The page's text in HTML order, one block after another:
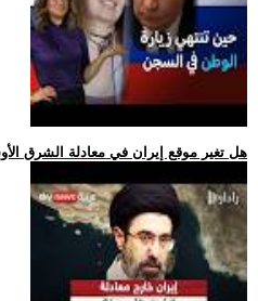
.. هل تغير موقع إيران في معادلة الشرق